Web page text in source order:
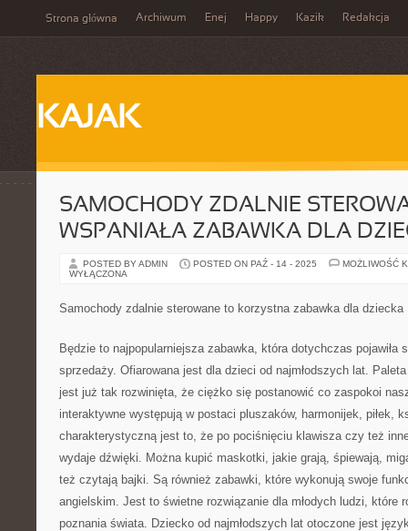
Strona główna Archiwum Enej Happy Kazik Redakcja
KAJAK
SAMOCHODY ZDALNIE
WSPANIAŁA ZABAWKA DLA
POSTED BY ADMIN POSTED ON PAŹ - 14 - 2025
MOŻLIWOŚĆ
WYŁĄCZONA
Samochody zdalnie sterowane to korzystna zabawka dla dziecka
Będzie to najpopularniejsza zabawka, która dotychczas pojawiła
sprzedaży. Ofiarowana jest dla dzieci od najmłodszych lat.
jest już tak rozwinięta, że ciężko się postanowić co zaspokoi
interaktywne występują w postaci pluszaków, harmonijek, piłek,
charakterystyczną jest to, że po pociśnięciu klawisza czy też
wydaje dźwięki. Można kupić maskotki, jakie grają, śpiewają,
też czytają bajki. Są również zabawki, które wykonują swoje
angielskim. Jest to świetne rozwiązanie dla młodych ludzi, które
poznania świata. Dziecko od najmłodszych lat otoczone jest